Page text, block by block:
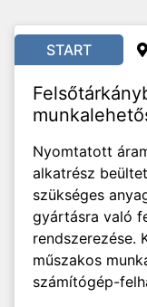
START
Nyomtatott
alkatrész
szükséges
gyártásra való
rendszerezése.
műszakos
számítógép-